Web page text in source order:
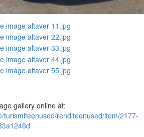
gallery online at:
turismiteenused/renditeenused/item/2177-